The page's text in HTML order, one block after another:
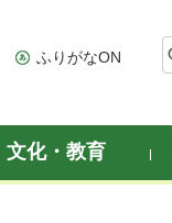
ふりがなON
文化・教育